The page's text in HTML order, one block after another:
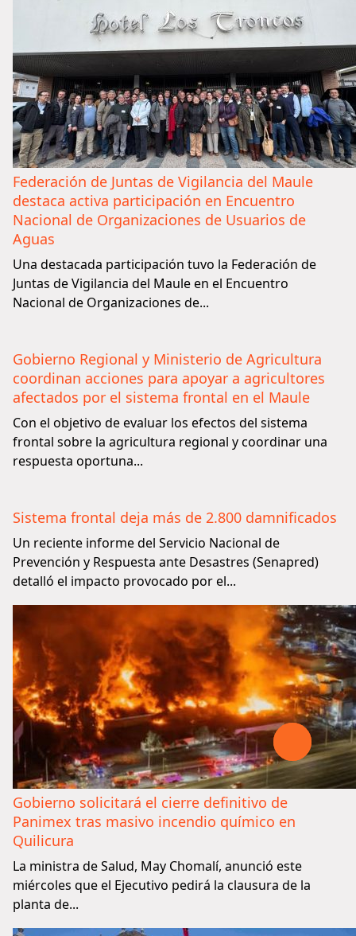
Federación de Juntas de Vigilancia del Maule
destaca activa participación en Encuentro
Nacional de Organizaciones de Usuarios de
Aguas
Una destacada participación tuvo la Federación de
Juntas de Vigilancia del Maule en el Encuentro
Nacional de Organizaciones de...
Gobierno Regional y Ministerio de Agricultura
coordinan acciones para apoyar a agricultores
afectados por el sistema frontal en el Maule
Con el objetivo de evaluar los efectos del sistema
frontal sobre la agricultura regional y coordinar una
respuesta oportuna...
Sistema frontal deja más de 2.800 damnificados
Un reciente informe del Servicio Nacional de
Prevención y Respuesta ante Desastres (Senapred)
detalló el impacto provocado por el...
Gobierno solicitará el cierre definitivo de
Panimex tras masivo incendio químico en
Quilicura
La ministra de Salud, May Chomalí, anunció este
miércoles que el Ejecutivo pedirá la clausura de la
planta de...